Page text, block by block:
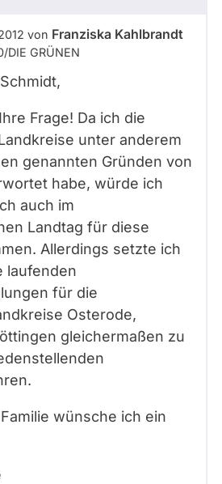
von Franziska Kahlbrandt
­DIE GRÜNEN
Frage! Da ich die
unter anderem
genannten Gründen von
habe, würde ich
auch im
Landtag für diese
Allerdings setzte ich
laufenden
für die
Osterode,
gleichermaßen zu
wünsche ich ein